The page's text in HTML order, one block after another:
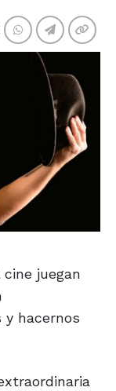
juegan
hacernos